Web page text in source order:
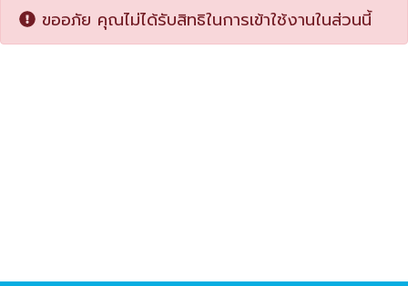
ขออภัย คุณไม่ได้รับสิทธิในการเข้าใช้งานในส่วนนี้